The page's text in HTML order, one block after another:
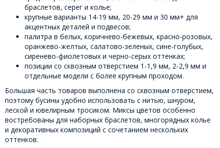
браслетов, серег и колье;
крупные варианты 14-19 мм, 20-29 мм и 30 мм+ для
акцентных деталей и подвесов;
палитра в белых, коричнево-бежевых, красно-розовых,
оранжево-желтых, салатово-зеленых, сине-голубых,
сиренево-фиолетовых и черно-серых оттенках;
позиции со сквозным отверстием 1-1,9 мм, 2-2,9 мм и
отдельные модели с более крупным проходом.
Большая часть товаров выполнена со сквозным отверстием,
поэтому бусины удобно использовать с нитью, шнуром,
леской и ювелирным тросиком. Миксы цветов особенно
востребованы для наборных браслетов, многорядных колье
и декоративных композиций с сочетанием нескольких
оттенков.